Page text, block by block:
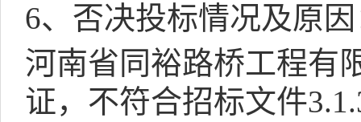
6、否决投标情况及原
河南省同裕路桥工程有
证，不符合招标文件